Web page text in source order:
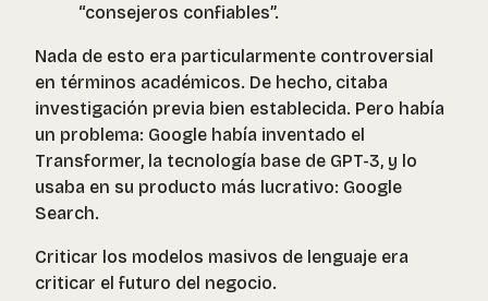
“consejeros confiables”.
Nada de esto era particularmente controversial
en términos académicos. De hecho, citaba
investigación previa bien establecida. Pero había
un problema: Google había inventado el
Transformer, la tecnología base de GPT-3, y lo
usaba en su producto más lucrativo: Google
Search.
Criticar los modelos masivos de lenguaje era
criticar el futuro del negocio.